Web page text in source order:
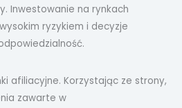
Inwestowanie na rynkach
ryzykiem i decyzje
afiliacyjne. Korzystając ze strony,
zawarte w